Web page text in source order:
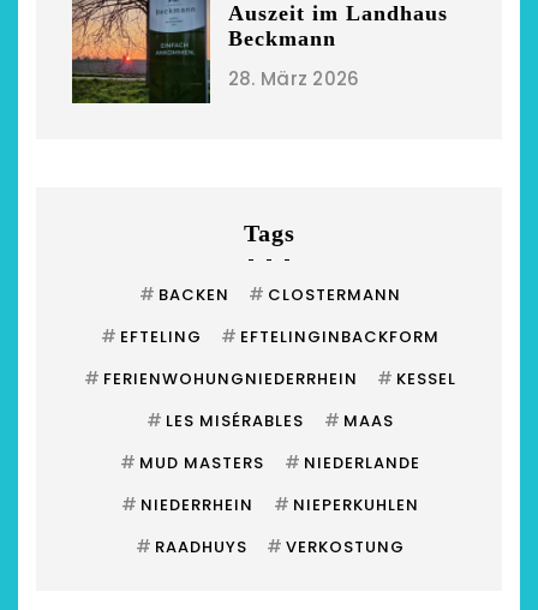
Auszeit im Landhaus
Beckmann
28. März 2026
Tags
# BACKEN # CLOSTERMANN
# EFTELING # EFTELINGINBACKFORM
# FERIENWOHUNGNIEDERRHEIN # KESSEL
# LES MISÉRABLES # MAAS
# MUD MASTERS # NIEDERLANDE
# NIEDERRHEIN # NIEPERKUHLEN
# RAADHUYS # VERKOSTUNG